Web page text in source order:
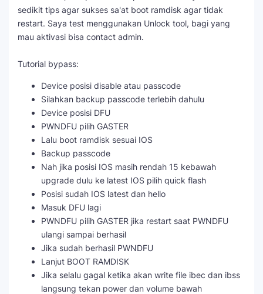
sedikit tips agar sukses sa'at boot ramdisk agar tidak
restart. Saya test menggunakan Unlock tool, bagi yang
mau aktivasi bisa contact admin.
Tutorial bypass:
Device posisi disable atau passcode
Silahkan backup passcode terlebih dahulu
Device posisi DFU
PWNDFU pilih GASTER
Lalu boot ramdisk sesuai IOS
Backup passcode
Nah jika posisi IOS masih rendah 15 kebawah
upgrade dulu ke latest IOS pilih quick flash
Posisi sudah IOS latest dan hello
Masuk DFU lagi
PWNDFU pilih GASTER jika restart saat PWNDFU
ulangi sampai berhasil
Jika sudah berhasil PWNDFU
Lanjut BOOT RAMDISK
Jika selalu gagal ketika akan write file ibec dan ibss
langsung tekan power dan volume bawah